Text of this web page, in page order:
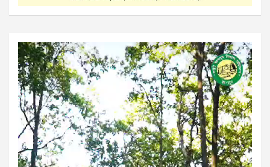
Video
Player